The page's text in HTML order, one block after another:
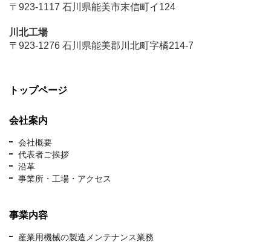
〒923-1117 石川県能美市末信町イ124
川北工場
〒923-1276 石川県能美郡川北町字橘214-7
トップページ
会社案内
会社概要
代表者ご挨拶
沿革
事業所・工場・アクセス
事業内容
産業用機械の製造メンテナンス業務